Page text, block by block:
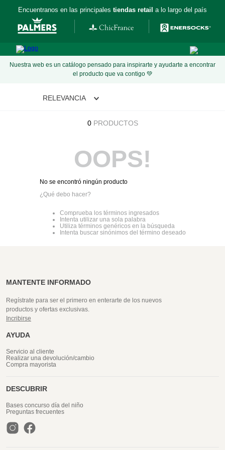
Encuentranos en las principales tiendas retail a lo largo del país
Nuestra web es un catálogo pensado para inspirarte y ayudarte a encontrar
el producto que va contigo 💚
RELEVANCIA
0 PRODUCTOS
OOPS!
No se encontró ningún producto
¿Qué debo hacer?
Comprueba los términos ingresados
Intenta utilizar una sola palabra
Utiliza términos genéricos en la búsqueda
Intenta buscar sinónimos del término deseado
MANTENTE INFORMADO
Regístrate para ser el primero en enterarte de los nuevos
productos y ofertas exclusivas.
Incribirse
AYUDA
Servicio al cliente
Realizar una devolución/cambio
Compra mayorista
DESCUBRIR
Bases concurso día del niño
Preguntas frecuentes